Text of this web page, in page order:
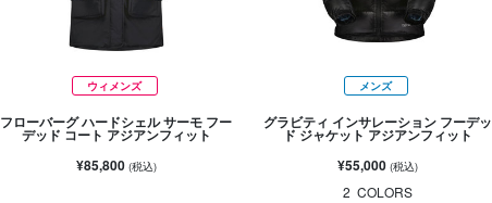
ウィメンズ
フローバーグ ハードシェル サーモ フー
デッド コート アジアンフィット
¥85,800 (税込)
メンズ
グラビティ インサレーション フーデッ
ド ジャケット アジアンフィット
¥55,000 (税込)
2 COLORS